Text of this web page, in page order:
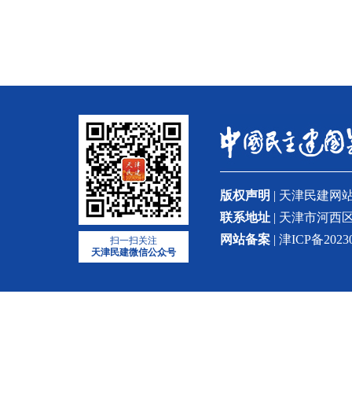
扫一扫关注
天津民建微信公众号
版权声明 | 天津民建网
联系地址 | 天津市河西
网站备案 | 津ICP备